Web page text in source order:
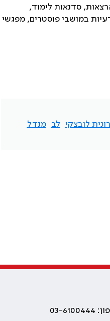
סדנאות לימוד,
במושבי פוסטרים, מפגשי
רונית לובצקי לב
מנדל
6100444